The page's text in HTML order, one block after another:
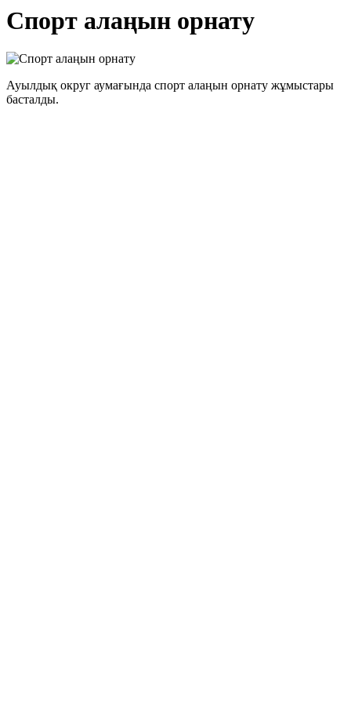
Спорт алаңын орнату
Ауылдық округ аумағында спорт алаңын орнату жұмыстары
басталды.